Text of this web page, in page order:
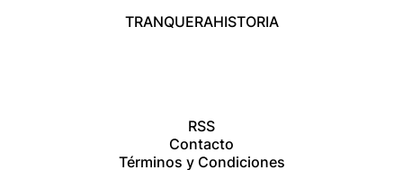
TRANQUERAHISTORIA
RSS
Contacto
Términos y Condiciones